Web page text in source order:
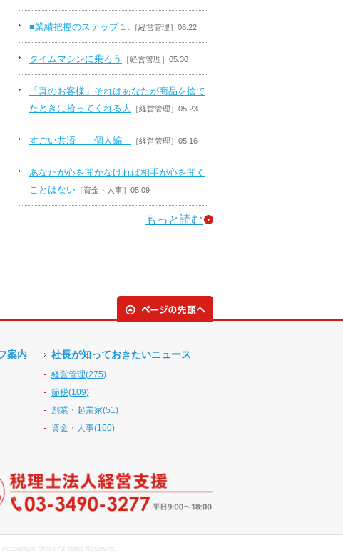
■業績把握のステップ１. ［経営管理］08.22
タイムマシンに乗ろう ［経営管理］05.30
「真のお客様」それはあなたが商品を捨て
たときに拾ってくれる人
［経営管理］05.23
すごい共済 －個人編－ ［経営管理］05.16
あなたが心を開かなければ相手が心を開く
ことはない ［資金・人事］05.09
もっと読む
案内 社長が知っておきたいニュース
経営管理(275)
節税(109)
創業・起業家(51)
資金・人事(160)
Office All rights Reserved.